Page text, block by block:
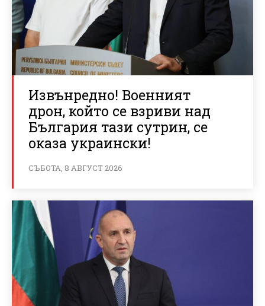
Извънредно! Военният
дрон, който се взриви над
България тази сутрин, се
оказа украински!
СЪБОТА, 8 АВГУСТ 2026